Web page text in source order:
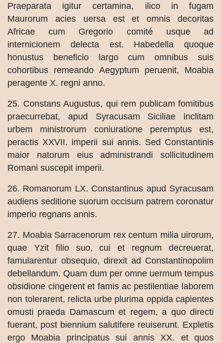
Praeparata igitur certamina, ilico in fugam
Maurorum acies uersa est et omnis decoritas
Africae cum Gregorio comité usque ad
internicionem delecta est. Habedella quoque
honustus beneficio largo cum omnibus suis
cohortibus remeando Aegyptum peruenit, Moabia
peragente X. regni anno.
25. Constans Augustus, qui rem publicam fomitibus
praecurrebat, apud Syracusam Siciliae inclitam
urbem ministrorum coniuratione peremptus est,
peractis XXVII. imperii sui annis. Sed Constantinis
maior natorum eius administrandi sollicitudinem
Romani suscepit imperii.
26. Romanorum LX. Constantinus apud Syracusam
audiens seditione suorum occisum patrem coronatur
imperio regnans annis.
27. Moabia Sarracenorum rex centum milia uirorum,
quae Yzit filio suo, cui et regnum decreuerat,
famularentur obsequio, direxit ad Constantinopolim
debellandum. Quam dum per omne uermum tempus
obsidione cingerent et famis ac pestilentiae laborem
non tolerarent, relicta urbe plurima oppida capientes
omusti praeda Damascum et regem, a quo directi
fuerant, post biennium salutifere reuiserunt. Expletis
ergo Moabia principatus sui annis XX. et quos